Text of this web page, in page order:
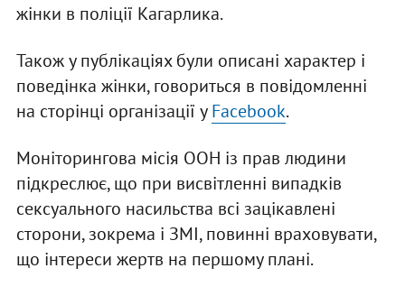
жінки в поліції Кагарлика.
Також у публікаціях були описані характер і
поведінка жінки, говориться в повідомленні
на сторінці організації уFacebook.
Моніторингова місія ООН із прав людини
підкреслює, що при висвітленні випадків
сексуального насильства всі зацікавлені
сторони, зокрема і ЗМІ, повинні враховувати,
що інтереси жертв на першому плані.